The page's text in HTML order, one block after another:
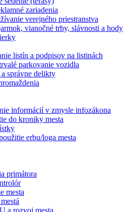
zariadenia
verejného priestranstva
vianočné trhy, slávnosti a hody
listín a podpisov na listinách
parkovanie vozidla
správne delikty
informácií v zmysle infozákona
do kroniky mesta
erbu/loga mesta
primátora
mesta